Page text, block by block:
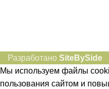
Разработано SiteBySide
Мы используем файлы
пользования сайтом и